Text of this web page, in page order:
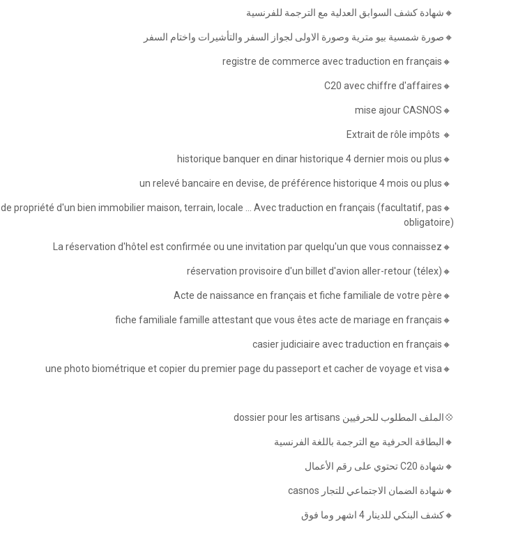
🔸شهادة كشف السوابق العدلية مع الترجمة للفرنسية
🔸صورة شمسية بيو مترية وصورة الاولى لجواز السفر والتأشيرات واختام السفر
🔸registre de commerce avec traduction en français
🔸C20 avec chiffre d'affaires
🔸mise ajour CASNOS
🔸 Extrait de rôle impôts
🔸historique banquer en dinar historique 4 dernier mois ou plus
🔸un relevé bancaire en devise, de préférence historique 4 mois ou plus
de propriété d'un bien immobilier maison, terrain, locale ... Avec traduction en français (facultatif, pas
obligatoire)
🔸La réservation d'hôtel est confirmée ou une invitation par quelqu'un que vous connaissez
🔸réservation provisoire d'un billet d'avion aller-retour (télex)
🔸Acte de naissance en français et fiche familiale de votre père
🔸fiche familiale famille attestant que vous êtes acte de mariage en français
🔸casier judiciaire avec traduction en français
🔸une photo biométrique et copier du premier page du passeport et cacher de voyage et visa
💠الملف المطلوب للحرفيين dossier pour les artisans
🔸البطاقة الحرفية مع الترجمة باللغة الفرنسية
🔸شهادة C20 تحتوي على رقم الأعمال
🔸شهادة الضمان الاجتماعي للتجار casnos
🔸كشف البنكي للدينار 4 اشهر وما فوق